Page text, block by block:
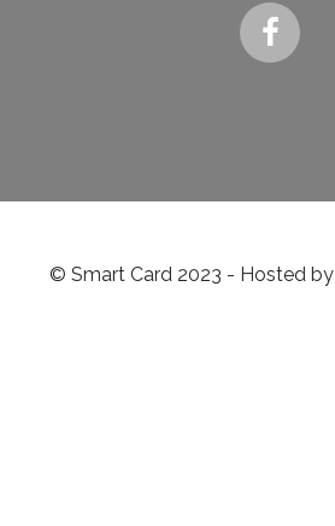
© Smart Card 2023 - Hosted by